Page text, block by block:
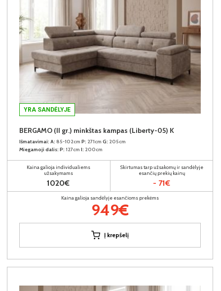
YRA SANDĖLYJE
BERGAMO (II gr.) minkštas kampas (Liberty-05) K
Išmatavimai: A: 85-102cm P: 271cm G: 205cm
Miegamoji dalis: P: 127cm I: 200cm
Kaina galioja individualiems
užsakymams
1020€
Skirtumas tarp užsakomų ir sandėlyje
esančių prekių kainų
- 71€
Kaina galioja sandėlyje esančioms prekėms
949€
Į krepšelį